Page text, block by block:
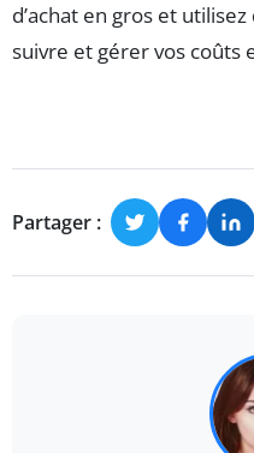
d’achat en gros et
suivre et gérer vos coûts
Partager :